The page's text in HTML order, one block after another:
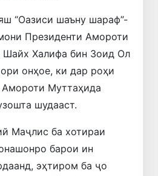
“Оазиси шаъну шараф”-
Президенти Амороти
Шайх Халифа бин Зоид Ол
онҳое, ки дар роҳи
Амороти Муттаҳида
шудааст.
Маҷлис ба хотираи
барои ин
эҳтиром ба ҷо